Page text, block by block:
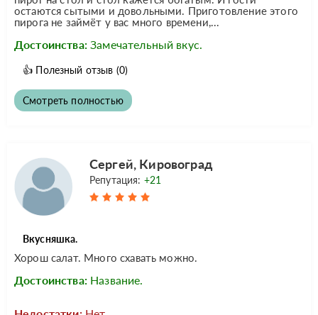
остаются сытыми и довольными. Приготовление этого
пирога не займёт у вас много времени,...
Достоинства: Замечательный вкус.
👍 Полезный отзыв (0)
Смотреть полностью
Сергей, Кировоград
Репутация: +21
Вкусняшка.
Хорош салат. Много схавать можно.
Достоинства: Название.